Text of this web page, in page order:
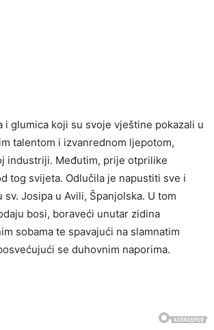
glumica koji su svoje vještine pokazali u
talentom i izvanrednom ljepotom,
industriji. Međutim, prije otprilike
tog svijeta. Odlučila je napustiti sve i
Josipa u Avili, Španjolska. U tom
bosi, boraveći unutar zidina
sobama te spavajući na slamnatim
se duhovnim naporima.